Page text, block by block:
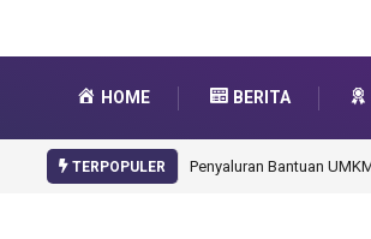
HOME BERITA
TERPOPULER